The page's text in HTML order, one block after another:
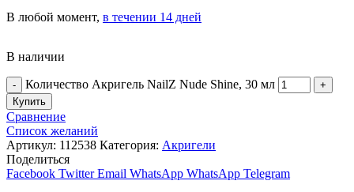
В любой момент, в течении 14 дней
В наличии
Количество Акригель NailZ Nude Shine, 30 мл
Купить
Сравнение
Список желаний
Артикул: 112538 Категория: Акригели
Поделиться
Facebook Twitter Email WhatsApp WhatsApp Telegram